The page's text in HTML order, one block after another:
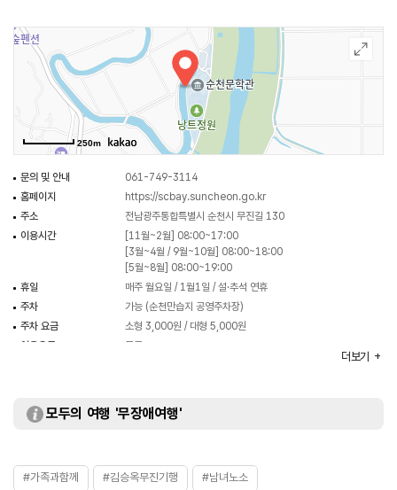
(출처 : 순천만습지 홈페이지)
250m
문의 및 안내
061-749-3114
홈페이지
https://scbay.suncheon.go.kr
주소
전남광주통합특별시 순천시 무진길 130
이용시간
[11월~2월] 08:00~17:00
[3월~4월 / 9월~10월] 08:00~18:00
[5월~8월] 08:00~19:00
휴일
매주 월요일 / 1월1일 / 설·추석 연휴
주차
가능 (순천만습지 공영주차장)
주차 요금
소형 3,000원 / 대형 5,000원
이용요금
무료
더보기
모두의 여행 '무장애여행'
#가족과함께 #김승옥무진기행 #남녀노소